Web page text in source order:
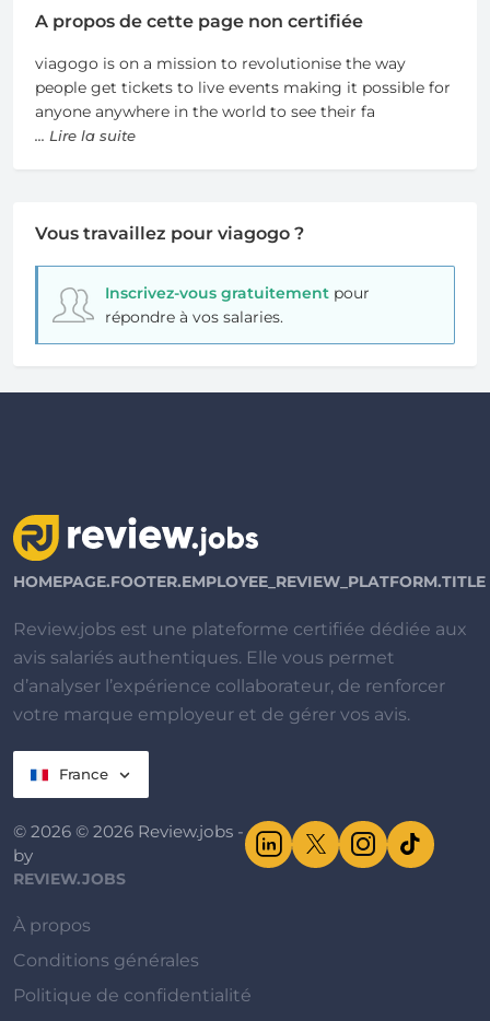
A propos de cette page non certifiée
viagogo is on a mission to revolutionise the way
people get tickets to live events making it possible for
anyone anywhere in the world to see their fa
... Lire la suite
Vous travaillez pour viagogo ?
Inscrivez-vous gratuitementpour
répondre à vos salaries.
HOMEPAGE.FOOTER.EMPLOYEE_REVIEW_PLATFORM.TITLE
Review.jobs est une plateforme certifiée dédiée aux
avis salariés authentiques. Elle vous permet
d’analyser l’expérience collaborateur, de renforcer
votre marque employeur et de gérer vos avis.
France
© 2026 © 2026 Review.jobs -
by
REVIEW.JOBS
À propos
Conditions générales
Politique de confidentialité